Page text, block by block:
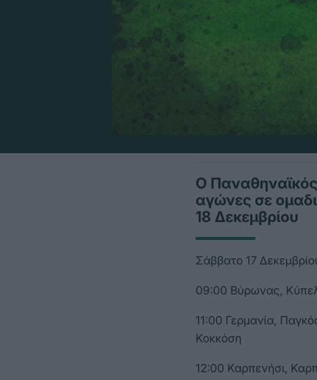
Ο Παναθηναϊκός
αγώνες σε
18 Δεκεμβρίου
Σάββατο 17
09:00 Βύρωνας,
11:00 Γερμανία,
Κοκκόση
12:00 Καρπενήσι,